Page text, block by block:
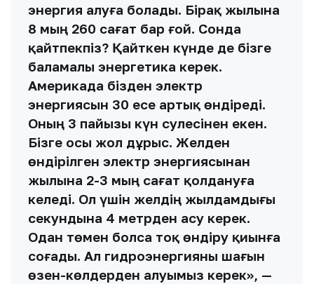
энергия алуға болады. Бірақ жылына
8 мың 260 сағат бар ғой. Сонда
қайтпекпіз? Қайткен күнде де бізге
баламалы энергетика керек.
Америкада бізден электр
энергиясын 30 есе артық өндіреді.
Оның 3 пайызы күн сәулесінен екен.
Бізге осы жол дұрыс. Желден
өндірілген электр энергиясынан
жылына 2-3 мың сағат қолдануға
келеді. Ол үшін желдің жылдамдығы
секундына 4 метрден асу керек.
Одан төмен болса тоқ өндіру қиынға
соғады. Ал гидроэнергияны шағын
өзен-көлдерден алуымыз керек», —